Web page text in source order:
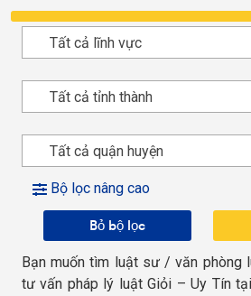
Tất cả lĩnh vực
Tất cả tỉnh thành
Tất cả quận huyện
Bộ lọc nâng cao
Bỏ bộ lọc
Bạn muốn tìm luật sư / văn
tư vấn pháp lý luật Giỏi – Uy Tín